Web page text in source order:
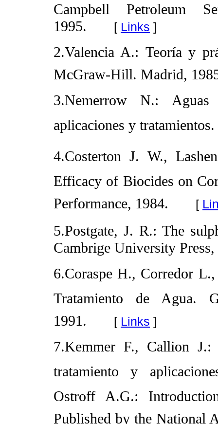
Campbell Petroleum
1995. [ Links ]
2.Valencia A.: Teoría y
McGraw-Hill. Madrid,
3.Nemerrow N.:
aplicaciones y
4.Costerton J. W.,
Efficacy of Biocides on
Performance, 1984. [
5.Postgate, J. R.: The
Cambrige University
6.Coraspe H., Corredor
Tratamiento de Agua.
1991. [ Links ]
7.Kemmer F., Callion J.:
tratamiento y
Ostroff A.G.:
Published by the National